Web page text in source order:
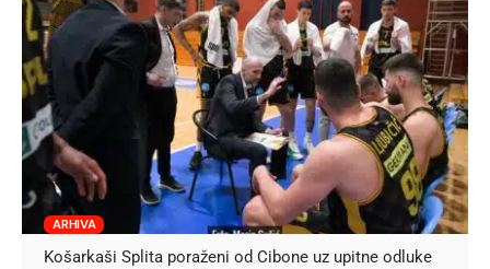
ARHIVA
Košarkaši Splita poraženi od Cibone uz upitne odluke